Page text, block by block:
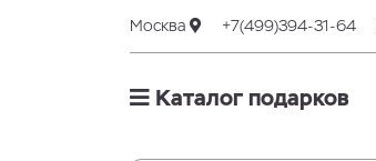
Москва +7(499)394-31-64
Каталог подарков